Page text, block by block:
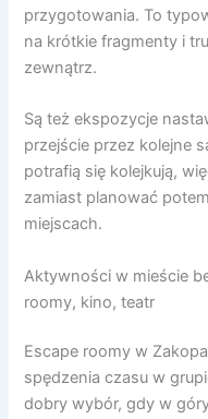
przygotowania. To
na krótkie fragmenty i
zewnątrz.
Są też ekspozycje
przejście przez kolejne
potrafią się kolejkują,
zamiast planować
miejscach.
Aktywności w mieście
roomy, kino, teatr
Escape roomy w
spędzenia czasu w
dobry wybór, gdy w